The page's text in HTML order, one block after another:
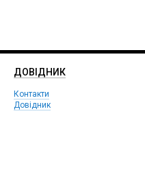
ДОВІДНИК
Контакти
Довідник